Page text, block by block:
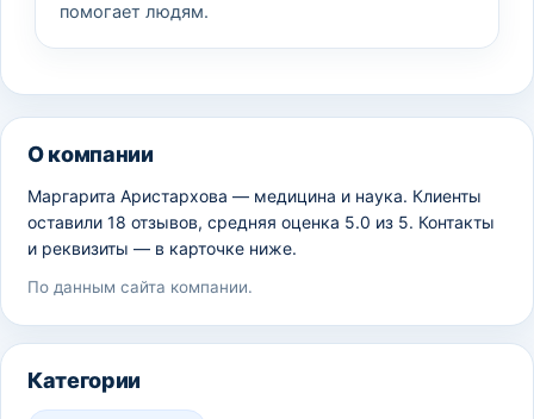
помогает людям.
О компании
Маргарита Аристархова — медицина и наука. Клиенты
оставили 18 отзывов, средняя оценка 5.0 из 5. Контакты
и реквизиты — в карточке ниже.
По данным сайта компании.
Категории